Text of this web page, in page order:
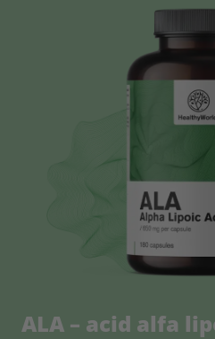
ALA – acid alfa